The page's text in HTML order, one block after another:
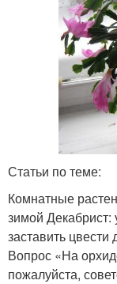
Статьи по теме:
Комнатные
зимой Декабрист:
заставить цвести
Вопрос «На
пожалуйста,